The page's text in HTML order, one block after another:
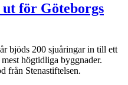
för Göteborgs
bjöds 200 sjuåringar in till ett
högtidliga byggnader.
från Stenastiftelsen.